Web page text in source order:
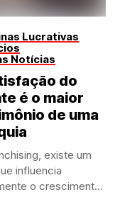
Lucrativas
Notícias
do
é o maior
de uma
existe um
influencia
o crescimento